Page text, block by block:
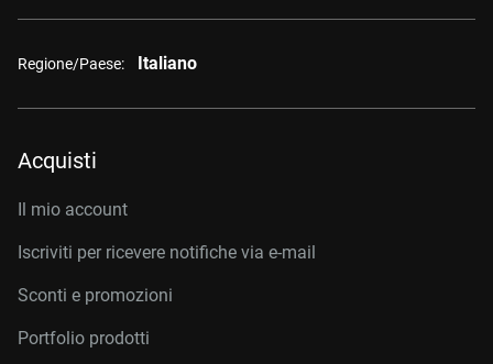
Regione/Paese: Italiano
Acquisti
Il mio account
Iscriviti per ricevere notifiche via e-mail
Sconti e promozioni
Portfolio prodotti